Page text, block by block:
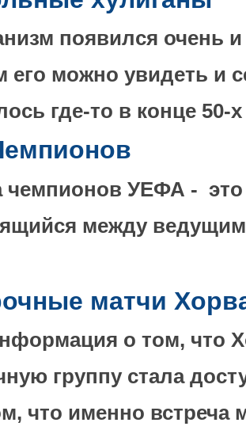
появился очень
его можно увидеть и
где-то в конце 50-
УЕФА - это
между
матчи
о том, что
группу стала
что именно